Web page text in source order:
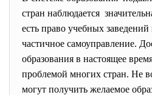
стран наблюдается
есть право учебных
частичное самоуправление.
образования в настоящее
проблемой многих стран. Не
могут получить желаемое